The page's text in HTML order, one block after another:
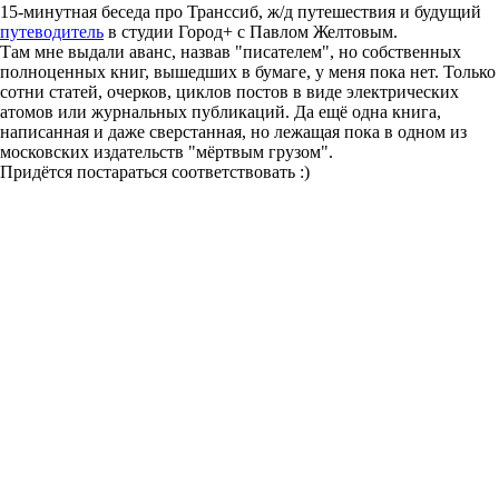
15-минутная беседа про Транссиб, ж/д путешествия и будущий
путеводитель в студии Город+ с Павлом Желтовым.
Там мне выдали аванс, назвав "писателем", но собственных
полноценных книг, вышедших в бумаге, у меня пока нет. Только
сотни статей, очерков, циклов постов в виде электрических
атомов или журнальных публикаций. Да ещё одна книга,
написанная и даже сверстанная, но лежащая пока в одном из
московских издательств "мёртвым грузом".
Придётся постараться соответствовать :)